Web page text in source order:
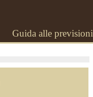
Guida alle previsioni